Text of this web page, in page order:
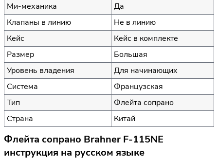
Ми-механика
Да
Клапаны в линию
Не в линию
Кейс
Кейс в комплекте
Размер
Большая
Уровень владения
Для начинающих
Система
Французская
Тип
Флейта сопрано
Страна
Китай
Флейта сопрано Brahner F-115NE
инструкция на русском языке